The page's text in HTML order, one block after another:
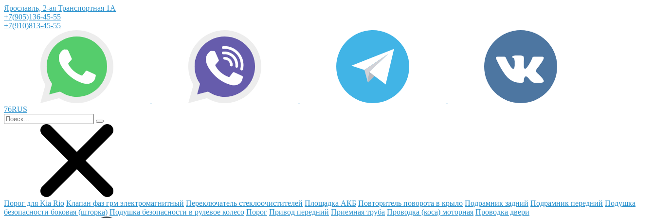
Ярославль, 2-ая Транспортная 1А
+7(905)136-45-55
+7(910)813-45-55
76RUS
Порог для Kia Rio Клапан фаз грм электромагнитный Переключатель стеклоочистителей Площадка АКБ Повторитель поворота в крыло Подрамник задний Подрамник передний Подушка
безопасности боковая (шторка) Подушка безопасности в рулевое колесо Порог Привод передний Приемная труба Проводка (коса) моторная Проводка двери